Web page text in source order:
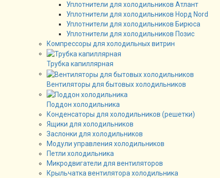
Уплотнители для холодильников Атлант
Уплотнители для холодильников Норд Nord
Уплотнители для холодильников Бирюса
Уплотнители для холодильников Позис
Компрессоры для холодильных витрин
Трубка капиллярная
Вентиляторы для бытовых холодильников
Поддон холодильника
Конденсаторы для холодильников (решетки)
Ящики для холодильников
Заслонки для холодильников
Модули управления холодильников
Петли холодильника
Микродвигатели для вентиляторов
Крыльчатка вентилятора холодильника